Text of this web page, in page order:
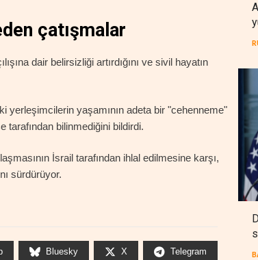
çatışmalar
dair belirsizliği artırdığını ve sivil hayatın
yaşamının adeta bir "cehenneme"
tarafından bilinmediğini bildirdi.
İsrail tarafından ihlal edilmesine karşı,
sürdürüyor.
Bluesky X Telegram